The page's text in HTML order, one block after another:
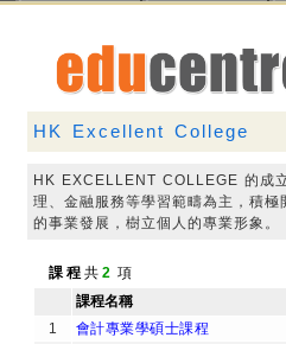
HK Excellent College
HK EXCELLENT COLLEGE 的成
理、金融服務等學習範疇為主，積
的事業發展，樹立個人的專業形象。
課 程 共 2 項
課程名稱
1
會計專業學碩士課程